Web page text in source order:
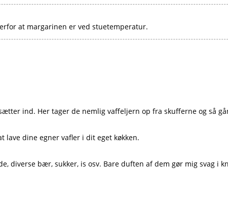
at margarinen er ved stuetemperatur.
ind. Her tager de nemlig vaffeljern op fra skufferne og så
dine egner vafler i dit eget køkken.
diverse bær, sukker, is osv. Bare duften af dem gør mig svag i